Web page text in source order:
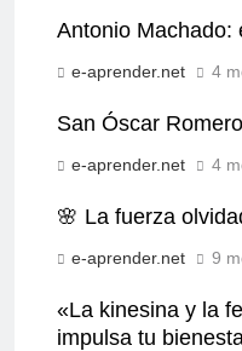
Antonio Machado:
e-aprender.net 4
San Óscar
e-aprender.net 4
🌸 La fuerza
e-aprender.net 9
«La kinesina y la
impulsa tu